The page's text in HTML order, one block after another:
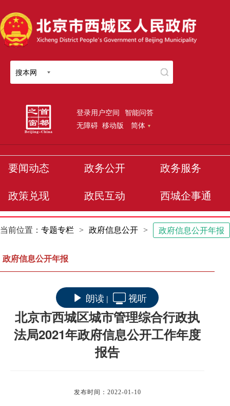
搜本网
登录用户空间 智能问答
无障碍 移动版 简体
要闻动态 政务公开 政务服务
政策兑现 政民互动 西城企事通
当前位置： 专题专栏 > 政府信息公开 > 政府信息公开年报
政府信息公开年报
朗读 | 视听
北京市西城区城市管理综合行政执
法局2021年政府信息公开工作年度
报告
发布时间：2022-01-10